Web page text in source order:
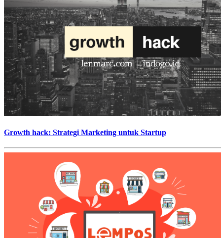
Growth hack: Strategi Marketing untuk Startup